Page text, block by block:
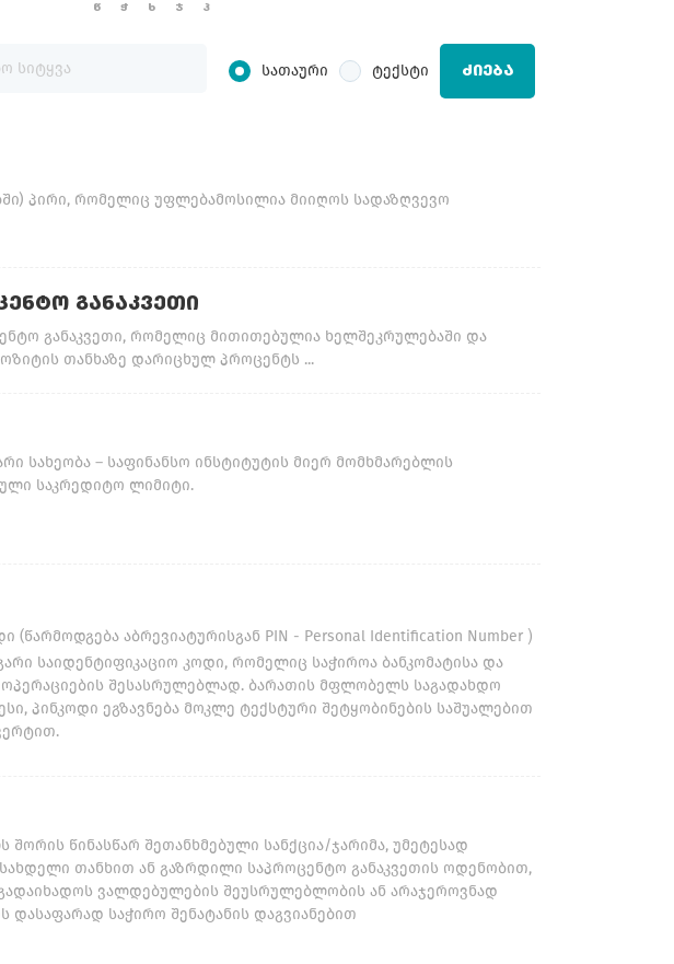
Წ Ჭ Ხ Ჯ Ჰ
სათაური ტექსტი ᲫᲘᲔᲑᲐ
პირი, რომელიც უფლებამოსილია მიიღოს სადაზღვევო
ᲒᲐᲜᲐᲙᲕᲔᲗᲘ
განაკვეთი, რომელიც მითითებულია ხელშეკრულებაში და
თანხაზე დარიცხულ პროცენტს ...
სახეობა – საფინანსო ინსტიტუტის მიერ მომხმარებლის
საკრედიტო ლიმიტი.
(წარმოდგება აბრევიატურისგან PIN - Personal Identification Number )
საიდენტიფიკაციო კოდი, რომელიც საჭიროა ბანკომატისა და
შესასრულებლად. ბარათის მფლობელს საგადახდო
პინკოდი ეგზავნება მოკლე ტექსტური შეტყობინების საშუალებით
შორის წინასწარ შეთანხმებული სანქცია/ჯარიმა, უმეტესად
თანხით ან გაზრდილი საპროცენტო განაკვეთის ოდენობით,
ვალდებულების შეუსრულებლობის ან არაჯეროვნად
დასაფარად საჭირო შენატანის დაგვიანებით